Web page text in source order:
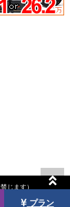
じます）
プラン